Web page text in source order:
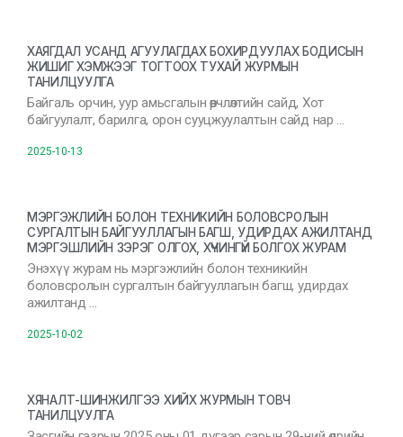
ХАЯГДАЛ УСАНД АГУУЛАГДАХ БОХИРДУУЛАХ БОДИСЫН
ЖИШИГ ХЭМЖЭЭГ ТОГТООХ ТУХАЙ ЖУРМЫН
ТАНИЛЦУУЛГА
Байгаль орчин, уур амьсгалын өөрчлөлтийн сайд, Хот
байгуулалт, барилга, орон сууцжуулалтын сайд нар …
2025-10-13
МЭРГЭЖЛИЙН БОЛОН ТЕХНИКИЙН БОЛОВСРОЛЫН
СУРГАЛТЫН БАЙГУУЛЛАГЫН БАГШ, УДИРДАХ АЖИЛТАНД
МЭРГЭШЛИЙН ЗЭРЭГ ОЛГОХ, ХҮЧИНГҮЙ БОЛГОХ ЖУРАМ
Энэхүү журам нь мэргэжлийн болон техникийн
боловсролын сургалтын байгууллагын багш, удирдах
ажилтанд …
2025-10-02
ХЯНАЛТ-ШИНЖИЛГЭЭ ХИЙХ ЖУРМЫН ТОВЧ
ТАНИЛЦУУЛГА